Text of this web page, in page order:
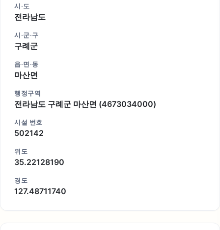
시·도
전라남도
시·군·구
구례군
읍·면·동
마산면
행정구역
전라남도 구례군 마산면 (4673034000)
시설 번호
502142
위도
35.22128190
경도
127.48711740